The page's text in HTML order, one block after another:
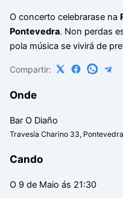
O concerto celebrarase na
Pontevedra. Non perdas
pola música se vivirá de
Compartir:
Onde
Bar O Diaño
Travesía Charino 33,
Cando
O 9 de Maio ás 21:30